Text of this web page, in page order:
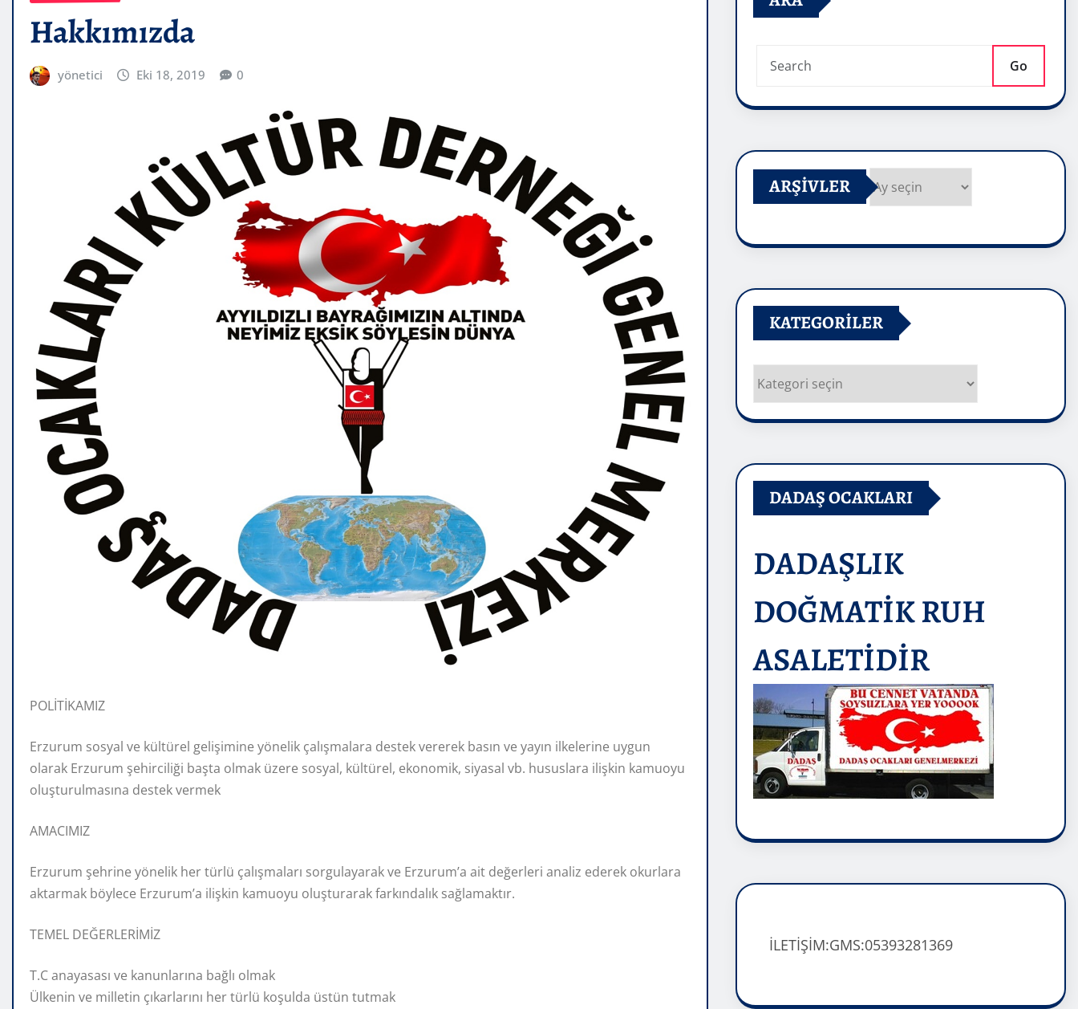
Hakkımızda
yönetici Eki 18, 2019 0
POLİTİKAMIZ
Erzurum sosyal ve kültürel gelişimine yönelik çalışmalara destek vererek basın ve yayın ilkelerine uygun
olarak Erzurum şehirciliği başta olmak üzere sosyal, kültürel, ekonomik, siyasal vb. hususlara ilişkin kamuoyu
oluşturulmasına destek vermek
AMACIMIZ
Erzurum şehrine yönelik her türlü çalışmaları sorgulayarak ve Erzurum’a ait değerleri analiz ederek okurlara
aktarmak böylece Erzurum’a ilişkin kamuoyu oluşturarak farkındalık sağlamaktır.
TEMEL DEĞERLERİMİZ
T.C anayasası ve kanunlarına bağlı olmak
Ülkenin ve milletin çıkarlarını her türlü koşulda üstün tutmak
Go
ARŞIVLER
KATEGORILER
Kategoriler
DADAŞ OCAKLARI
DADAŞLIK
DOĞMATİK RUH
ASALETİDİR
İLETİŞİM:GMS:05393281369